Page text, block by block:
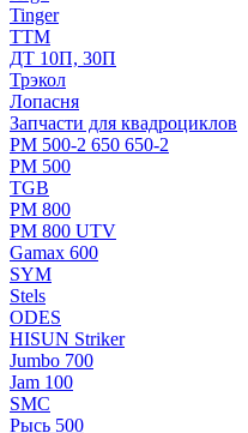
Tinger
ТТМ
ДТ 10П, 30П
Трэкол
Лопасня
Запчасти для квадроциклов
РМ 500-2 650 650-2
РМ 500
TGB
РМ 800
РМ 800 UTV
Gamax 600
SYM
Stels
ОDЕS
HISUN Striker
Jumbo 700
Jam 100
SMC
Рысь 500